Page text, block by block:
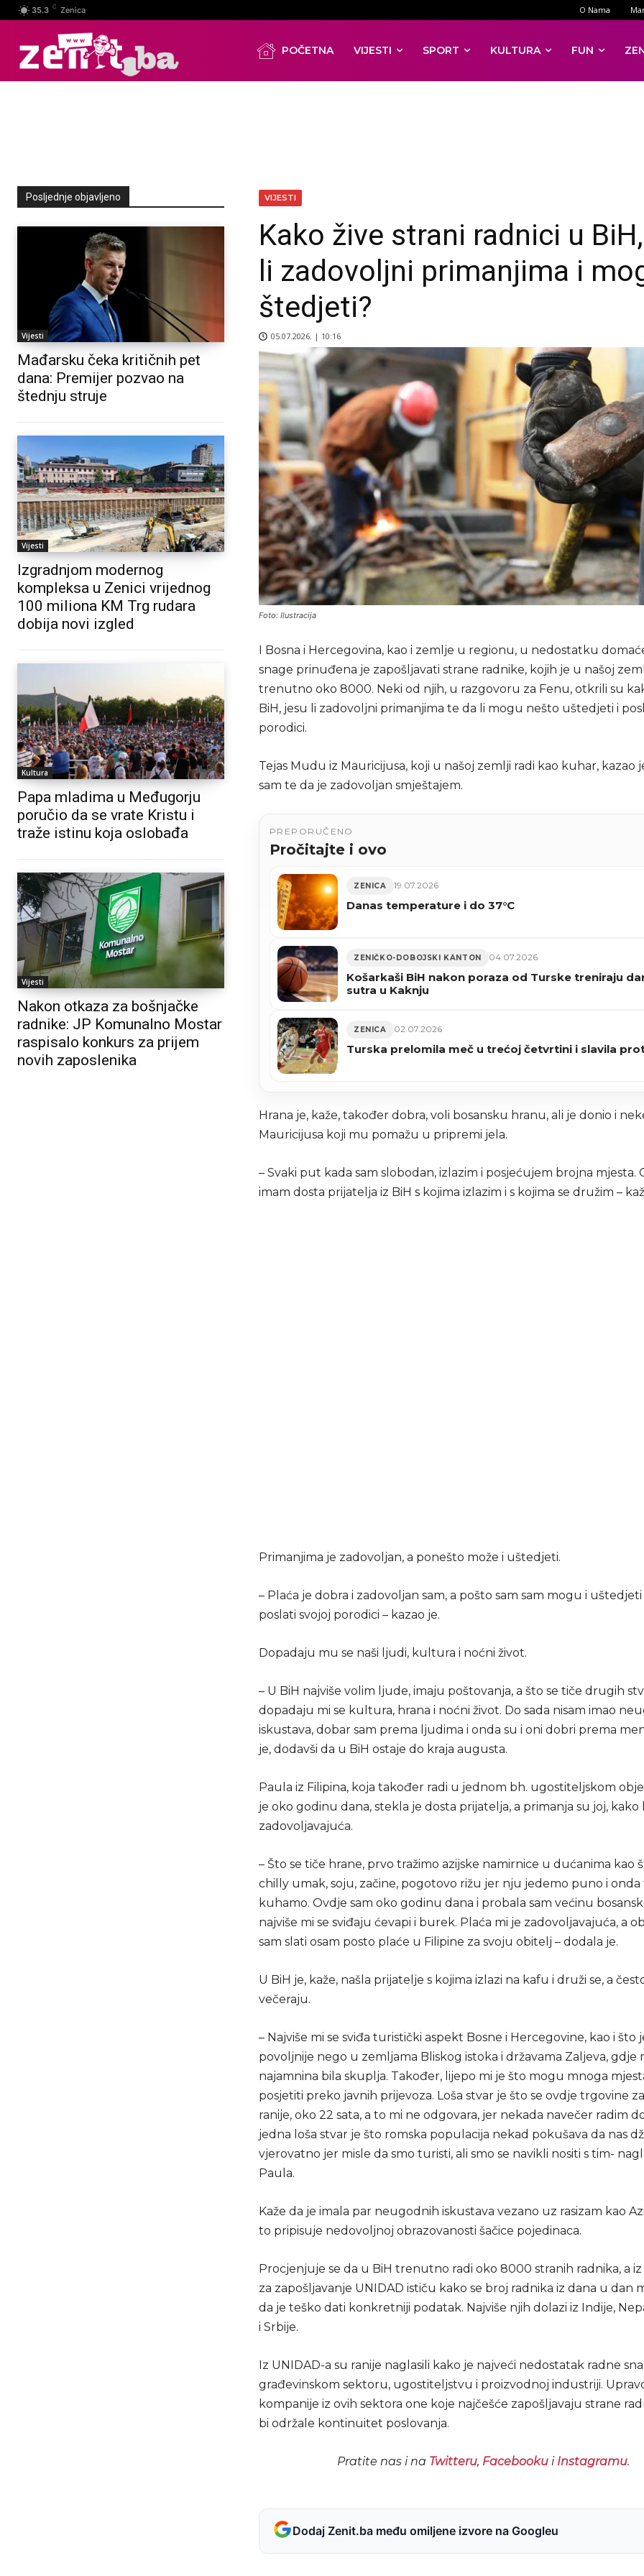
35.3 C Zenica O Nama
POČETNA VIJESTI SPORT KULTURA FUN
Posljednje objavljeno
Vijesti
Mađarsku čeka kritičnih pet
dana: Premijer pozvao na
štednju struje
Vijesti
Izgradnjom modernog
kompleksa u Zenici vrijednog
100 miliona KM Trg rudara
dobija novi izgled
Kultura
Papa mladima u Međugorju
poručio da se vrate Kristu i
traže istinu koja oslobađa
Vijesti
Nakon otkaza za bošnjačke
radnike: JP Komunalno Mostar
raspisalo konkurs za prijem
novih zaposlenika
VIJESTI
Kako žive strani radnici u
li zadovoljni primanjima i
štedjeti?
05.07.2026. | 10:16
Foto: Ilustracija
I Bosna i Hercegovina, kao i zemlje u regionu, u nedostatku
snage prinuđena je zapošljavati strane radnike, kojih je u našoj
trenutno oko 8000. Neki od njih, u razgovoru za Fenu, otkrili su
BiH, jesu li zadovoljni primanjima te da li mogu nešto uštedjeti i
porodici.
Tejas Mudu iz Mauricijusa, koji u našoj zemlji radi kao kuhar, kazao
sam te da je zadovoljan smještajem.
PREPORUČENO
Pročitajte i ovo
ZENICA 19.07.2026
Danas temperature i do 37°C
ZENIČKO-DOBOJSKI KANTON 04.07.2026
Košarkaši BiH nakon poraza od Turske treniraju
sutra u Kaknju
ZENICA 02.07.2026
Turska prelomila meč u trećoj četvrtini i slavila
Hrana je, kaže, također dobra, voli bosansku hranu, ali je donio i
Mauricijusa koji mu pomažu u pripremi jela.
– Svaki put kada sam slobodan, izlazim i posjećujem brojna mjesta.
imam dosta prijatelja iz BiH s kojima izlazim i s kojima se družim –
Primanjima je zadovoljan, a ponešto može i uštedjeti.
– Plaća je dobra i zadovoljan sam, a pošto sam sam mogu i
poslati svojoj porodici – kazao je.
Dopadaju mu se naši ljudi, kultura i noćni život.
– U BiH najviše volim ljude, imaju poštovanja, a što se tiče drugih
dopadaju mi se kultura, hrana i noćni život. Do sada nisam imao
iskustava, dobar sam prema ljudima i onda su i oni dobri prema
je, dodavši da u BiH ostaje do kraja augusta.
Paula iz Filipina, koja također radi u jednom bh. ugostiteljskom
je oko godinu dana, stekla je dosta prijatelja, a primanja su joj, kako
zadovoljavajuća.
– Što se tiče hrane, prvo tražimo azijske namirnice u dućanima kao
chilly umak, soju, začine, pogotovo rižu jer nju jedemo puno i onda
kuhamo. Ovdje sam oko godinu dana i probala sam većinu
najviše mi se sviđaju ćevapi i burek. Plaća mi je zadovoljavajuća, a
sam slati osam posto plaće u Filipine za svoju obitelj – dodala je.
U BiH je, kaže, našla prijatelje s kojima izlazi na kafu i druži se, a
večeraju.
– Najviše mi se sviđa turistički aspekt Bosne i Hercegovine, kao i što
povoljnije nego u zemljama Bliskog istoka i državama Zaljeva, gdje
najamnina bila skuplja. Također, lijepo mi je što mogu mnoga
posjetiti preko javnih prijevoza. Loša stvar je što se ovdje trgovine
ranije, oko 22 sata, a to mi ne odgovara, jer nekada navečer radim
jedna loša stvar je što romska populacija nekad pokušava da nas
vjerovatno jer misle da smo turisti, ali smo se navikli nositi s tim-
Paula.
Kaže da je imala par neugodnih iskustava vezano uz rasizam kao
to pripisuje nedovoljnoj obrazovanosti šačice pojedinaca.
Procjenjuje se da u BiH trenutno radi oko 8000 stranih radnika, a
za zapošljavanje UNIDAD ističu kako se broj radnika iz dana u dan
da je teško dati konkretniji podatak. Najviše njih dolazi iz Indije,
i Srbije.
Iz UNIDAD-a su ranije naglasili kako je najveći nedostatak radne
građevinskom sektoru, ugostiteljstvu i proizvodnoj industriji.
kompanije iz ovih sektora one koje najčešće zapošljavaju strane
bi održale kontinuitet poslovanja.
Pratite nas i na Twitteru, Facebookui Instagramu.
Dodaj Zenit.ba među omiljene izvore na Googleu